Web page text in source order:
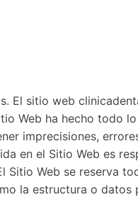
El sitio web
Web ha hecho todo
imprecisiones,
en el Sitio Web es
Web se reserva
la estructura o